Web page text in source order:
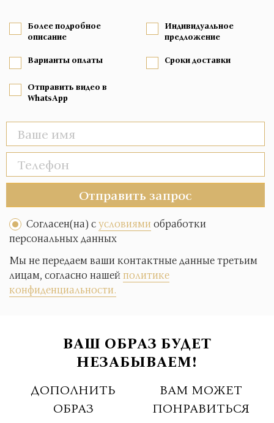
Более подробное
описание
Индивидуальное
предложение
Варианты оплаты Сроки доставки
Отправить видео в
WhatsApp
Отправить запрос
Согласен(на) сусловиямиобработки
персональных данных
Мы не передаем ваши контактные данные третьим
лицам, согласно нашейполитике
конфиденциальности.
ВАШ ОБРАЗ БУДЕТ
НЕЗАБЫВАЕМ!
ДОПОЛНИТЬ
ОБРАЗ
ВАМ МОЖЕТ
ПОНРАВИТЬСЯ